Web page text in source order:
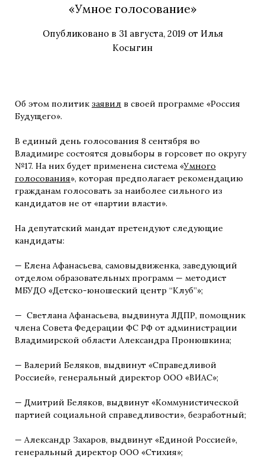
«Умное голосование»
Опубликовано в 31 августа, 2019 от Илья
Косыгин
Об этом политик заявил в своей программе «Россия
Будущего».
В единый день голосования 8 сентября во
Владимире состоятся довыборы в горсовет по округу
№17. На них будет применена система «Умного
голосования», которая предполагает рекомендацию
гражданам голосовать за наиболее сильного из
кандидатов не от «партии власти».
На депутатский мандат претендуют следующие
кандидаты:
— Елена Афанасьева, самовыдвиженка, заведующий
отделом образовательных программ — методист
МБУДО «Детско-юношеский центр “Клуб”»;
— Светлана Афанасьева, выдвинута ЛДПР, помощник
члена Совета Федерации ФС РФ от администрации
Владимирской области Александра Пронюшкина;
— Валерий Беляков, выдвинут «Справедливой
Россией», генеральный директор ООО «ВИАС»;
— Дмитрий Беляков, выдвинут «Коммунистической
партией социальной справедливости», безработный;
— Александр Захаров, выдвинут «Единой Россией»,
генеральный директор ООО «Стихия»;